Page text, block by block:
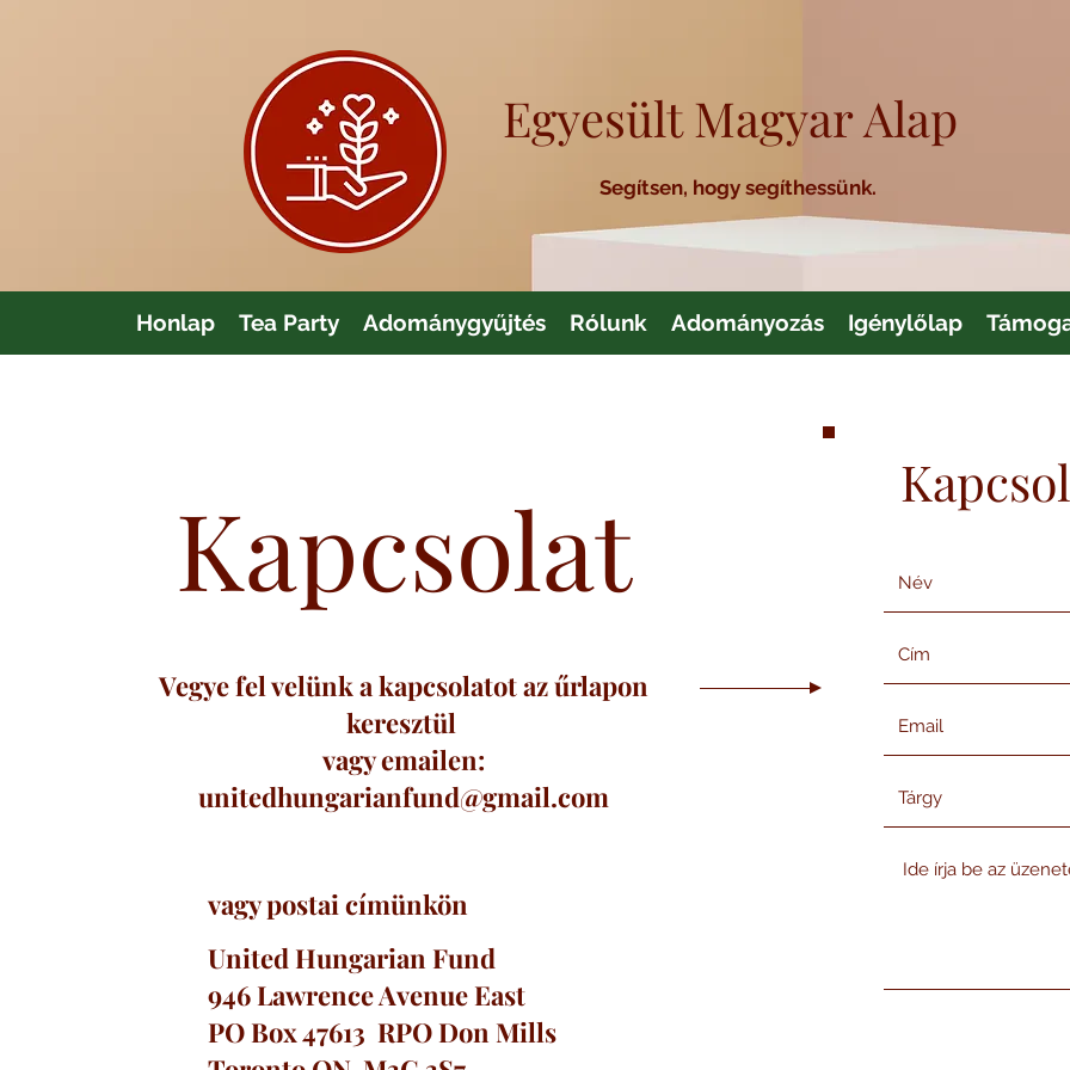
Egyesült Magyar Alap
Segítsen, hogy segíthessünk.
Honlap Tea Party Adománygyűjtés Rólunk Adományozás Igénylőlap
Kapcsolat
Vegye fel velünk a kapcsolatot az űrlapon
keresztül
vagy emailen:
unitedhungarianfund@gmail.com
vagy postai címünkön
United Hungarian Fund
946 Lawrence Avenue East
PO Box 47613 RPO Don Mills